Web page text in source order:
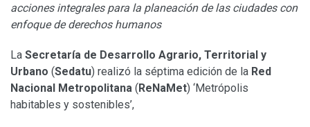
acciones integrales para la planeación de las ciudades con
enfoque de derechos humanos
La Secretaría de Desarrollo Agrario, Territorial y
Urbano (Sedatu) realizó la séptima edición de la Red
Nacional Metropolitana (ReNaMet) ‘Metrópolis
habitables y sostenibles’,